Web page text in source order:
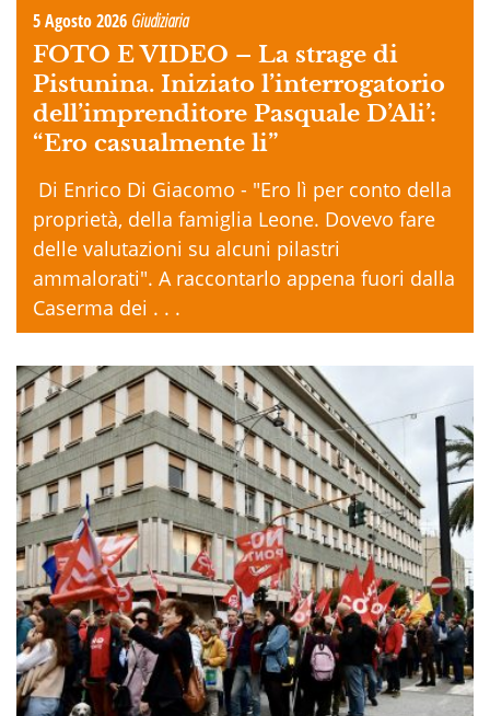
5 Agosto 2026 Giudiziaria
FOTO E VIDEO – La strage di
Pistunina. Iniziato l’interrogatorio
dell’imprenditore Pasquale D’Ali’:
“Ero casualmente li”
Di Enrico Di Giacomo - "Ero lì per conto della
proprietà, della famiglia Leone. Dovevo fare
delle valutazioni su alcuni pilastri
ammalorati". A raccontarlo appena fuori dalla
Caserma dei . . .